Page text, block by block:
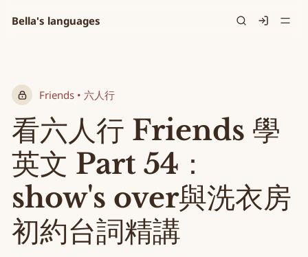
Bella's languages
Friends • 六人行
看六人行 Friends 學
英文 Part 54：
show's over與洗衣房
初約台詞精講